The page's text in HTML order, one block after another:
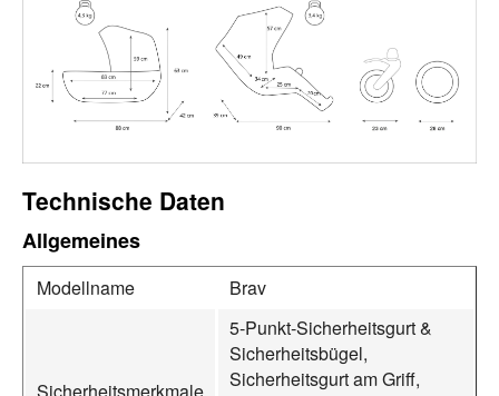
Technische Daten
Allgemeines
Modellname Brav
5‑Punkt‑Sicherheitsgurt &
Sicherheitsbügel,
Sicherheitsgurt am Griff,